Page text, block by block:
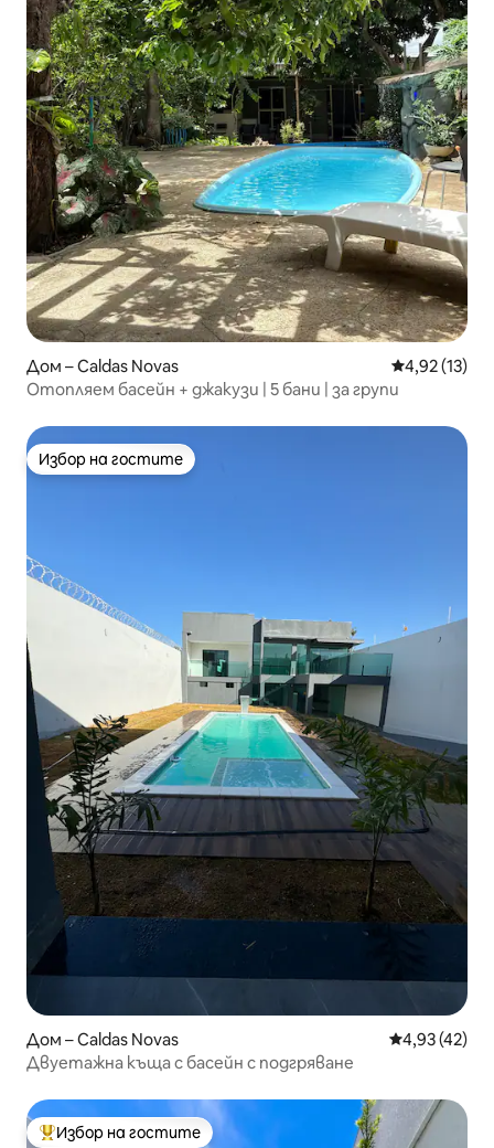
Дом – Caldas Novas Средна
4,92 (13)
Отопляем басейн + джакузи | 5 бани | за групи
Избор на гостите
Избор на гостите
Дом – Caldas Novas Средна
4,93 (42)
Двуетажна къща с басейн с подгряване
Най-популярен избор на гостите
Избор на гостите